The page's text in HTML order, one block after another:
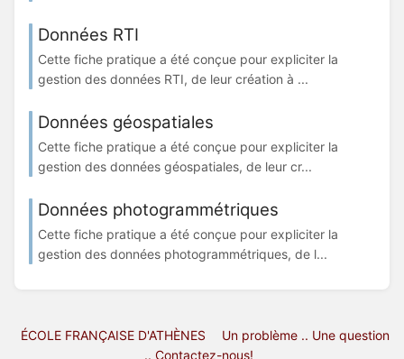
Données RTI
Cette fiche pratique a été conçue pour expliciter la
gestion des données RTI, de leur création à ...
Données géospatiales
Cette fiche pratique a été conçue pour expliciter la
gestion des données géospatiales, de leur cr...
Données photogrammétriques
Cette fiche pratique a été conçue pour expliciter la
gestion des données photogrammétriques, de l...
ÉCOLE FRANÇAISE D'ATHÈNES
Un problème .. Une question
.. Contactez-nous!